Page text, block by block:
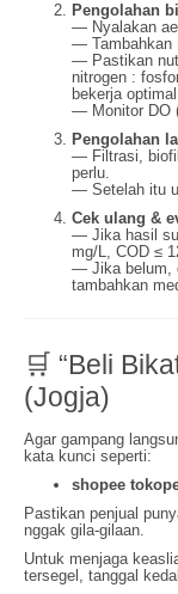
Pengolahan
— Nyalakan
— Tambahkan
— Pastikan
nitrogen :
bekerja optimal
— Monitor DO
Pengolahan
— Filtrasi,
perlu.
— Setelah itu
Cek ulang &
— Jika hasil
mg/L, COD ≤
— Jika belum,
tambahkan
🛒 “Beli
(Jogja)
Agar gampang
kata kunci seperti:
shopee
Pastikan penjual
nggak gila-gilaan.
Untuk menjaga
tersegel, tanggal